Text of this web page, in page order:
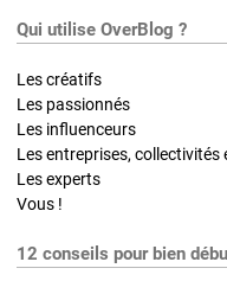
Qui utilise OverBlog ?
Les créatifs
Les passionnés
Les influenceurs
Les entreprises,
Les experts
Vous !
12 conseils pour bien